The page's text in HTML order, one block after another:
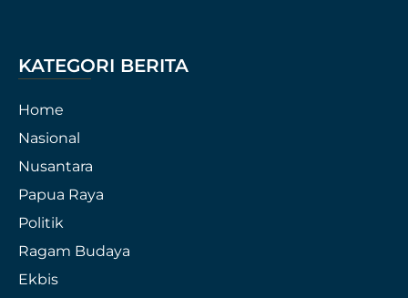
KATEGORI BERITA
Home
Nasional
Nusantara
Papua Raya
Politik
Ragam Budaya
Ekbis